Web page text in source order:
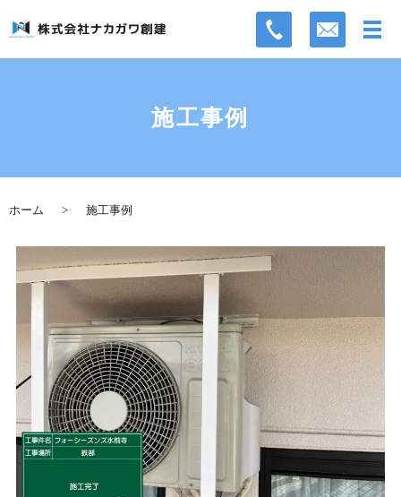
施工事例
ホーム 施工事例